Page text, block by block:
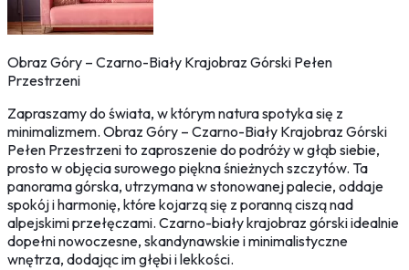
Obraz Góry – Czarno-Biały Krajobraz Górski Pełen
Przestrzeni
Zapraszamy do świata, w którym natura spotyka się z
minimalizmem. Obraz Góry – Czarno-Biały Krajobraz Górski
Pełen Przestrzeni to zaproszenie do podróży w głąb siebie,
prosto w objęcia surowego piękna śnieżnych szczytów. Ta
panorama górska, utrzymana w stonowanej palecie, oddaje
spokój i harmonię, które kojarzą się z poranną ciszą nad
alpejskimi przełęczami. Czarno-biały krajobraz górski idealnie
dopełni nowoczesne, skandynawskie i minimalistyczne
wnętrza, dodając im głębi i lekkości.